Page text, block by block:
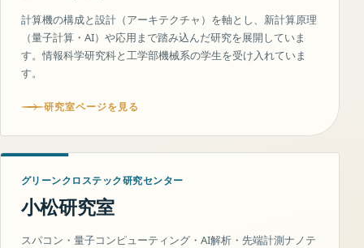
計算機の構成と設計（アーキテクチャ）を軸とし、新計算原理
（量子計算・AI）や応用まで踏み込んだ研究を展開していま
す。情報科学研究科と工学部機械系の学生を受け入れていま
す。
研究室ページを見る
グリーンクロステック研究センター
小松研究室
スパコン・量子コンピューティング・AI解析・先端計測ナノテ